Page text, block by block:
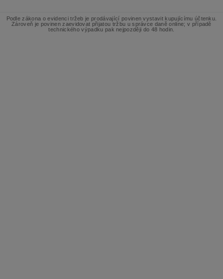
Podle zákona o evidenci tržeb je prodávající povinen vystavit kupujícímu účtenku.
Zároveň je povinen zaevidovat přijatou tržbu u správce daně online; v případě
technického výpadku pak nejpozději do 48 hodin.